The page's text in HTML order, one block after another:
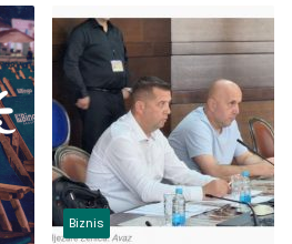
(FOTO)
Biznis